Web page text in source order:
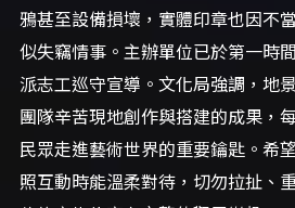
鴉甚至設備損壞，實體印章也因不
似失竊情事。主辦單位已於第一時
派志工巡守宣導。文化局強調，地
團隊辛苦現地創作與搭建的成果，
民眾走進藝術世界的重要鑰匙。希
照互動時能溫柔對待，切勿拉扯、